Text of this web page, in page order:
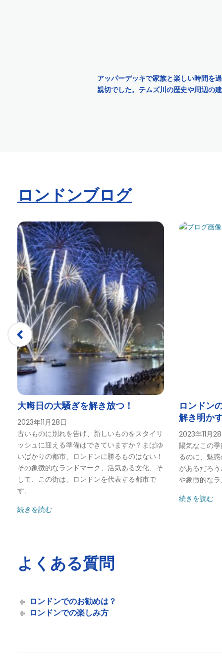
24h Hop-On Hop-Off River Pass & Madame Tussauds
バッキンガム宮殿入場券
衛兵交代＆バッキンガム宮殿＆24時間ホップオン・ホップオ
衛兵交代式＆バッキンガム宮殿＆ロンドン・アイ
衛兵交代式＆バッキンガム宮殿＆ザ・ビュー・フロム・ザ・シャ
チェルシー・スタジアム・ツアー
シティークルーズ - ロンドン
24h Hop-On Hop-Off River Pass - 新しいテンプレートで
24h ホップオン・ホップオフ リバーパス｜シティクルーズ｜
アフタヌーン・クルーズ
テムズ川アフタヌーンティー・クルーズ｜シティクルーズ｜
ロンドンでのアニバーサリー
ロンドンでの誕生日
ブラックフライデー・セール2022
ロンドンのクリスマス・パーティーボートを予約｜シティク
テムズ川ランチクルーズをオンラインで予約｜シティクルー
リバークルーズのグループチケットのオンライン予約 - シテ
カナリーワーフ ロイヤル グリニッジ - シティクルーズ
セントラル・ロンドン・ロイヤルパス・プラス・リバークル
セントラル リバー パス - シティ クルーズ
テムズ川でのチャリティーイベント - シティクルーズ
クリスマス - ロンドン・シティクルーズ
クリスマス・プライベート・ハイヤー
シティ・アルファ船 - シティ・クルーズ
シティークルーズ グリニッジピア
シティークルーズ ロンドン・アイ・ピア
アッパーデッキで家族と楽しい時間を
親切でした。テムズ川の歴史や周辺の
ロンドンブログ
大晦日の大騒ぎを解き放つ！
2023年11月28日
古いものに別れを告げ、新しいものをスタイリ
ッシュに迎える準備はできていますか？まばゆ
いばかりの都市、ロンドンに勝るものはない！
その象徴的なランドマーク、活気ある文化、そ
して、この街は、ロンドンを代表する都市で
す、
続きを読む
ロンドン
解き明か
トの楽し
2023年11月
陽気なこの
るのに、魅
があるだろ
や象徴的な
続きを読む
よくある質問
ロンドンでのお勧めは？
ロンドンでの楽しみ方